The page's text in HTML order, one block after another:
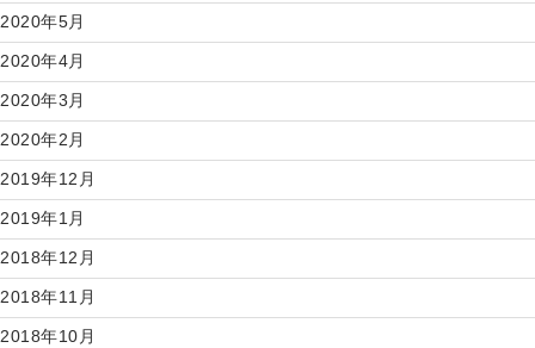
2020年5月
2020年4月
2020年3月
2020年2月
2019年12月
2019年1月
2018年12月
2018年11月
2018年10月